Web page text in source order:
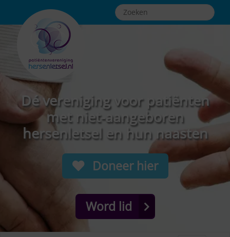
Dé vereniging voor patiënten
met niet-aangeboren
hersenletsel en hun naasten
Doneer hier
Word lid